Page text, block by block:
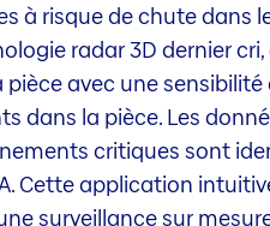
à risque de chute
radar 3D dernier
avec une
dans la pièce. Les
critiques sont
Cette application
surveillance sur